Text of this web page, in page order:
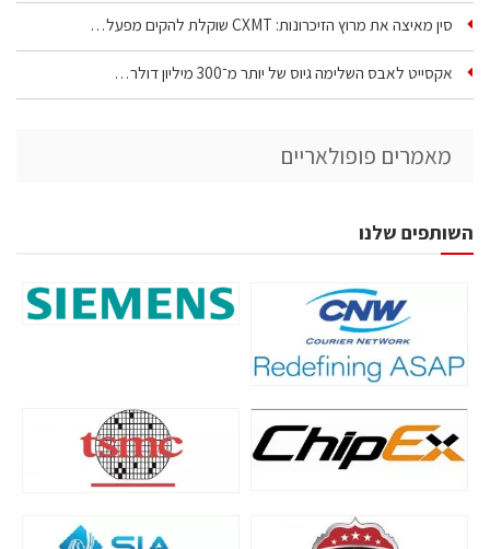
סין מאיצה את מרוץ הזיכרונות: CXMT שוקלת להקים מפעל…
אקסייט לאבס השלימה גיוס של יותר מ־300 מיליון דולר…
מאמרים פופולאריים
השותפים שלנו